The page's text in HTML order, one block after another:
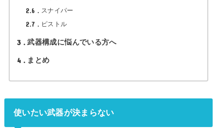
2.6 スナイパー
2.7 ピストル
3 武器構成に悩んでいる方へ
4 まとめ
使いたい武器が決まらない